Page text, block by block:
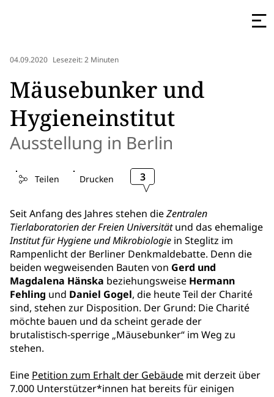
04.09.2020 Lesezeit: 2 Minuten
Mäusebunker und
Hygieneinstitut
Ausstellung in Berlin
Teilen Drucken 3
Seit Anfang des Jahres stehen dieZentralen
Tierlaboratorien der Freien Universitätund das ehemalige
Institut für Hygiene und Mikrobiologie in Steglitz im
Rampenlicht der Berliner Denkmaldebatte. Denn die
beiden wegweisenden Bauten von Gerd und
Magdalena Hänska beziehungsweise Hermann
Fehling und Daniel Gogel, die heute Teil der Charité
sind, stehen zur Disposition. Der Grund: Die Charité
möchte bauen und da scheint gerade der
brutalistisch-sperrige „Mäusebunker“ im Weg zu
stehen.
Eine Petition zum Erhalt der Gebäude mit derzeit über
7.000 Unterstützer*innen hat bereits für einigen